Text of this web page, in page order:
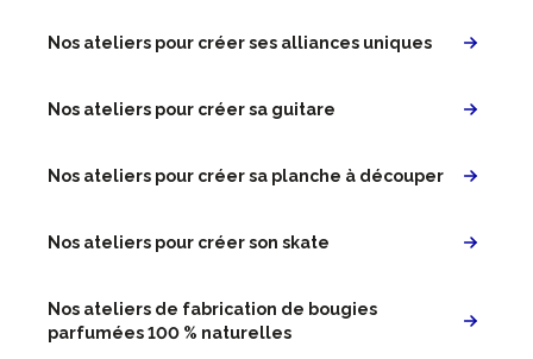
Nos ateliers pour créer ses alliances uniques
Nos ateliers pour créer sa guitare
Nos ateliers pour créer sa planche à découper
Nos ateliers pour créer son skate
Nos ateliers de fabrication de bougies
parfumées 100 % naturelles